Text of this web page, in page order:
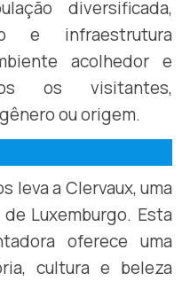
diversificada,
e infraestrutura
acolhedor e
os visitantes,
ou origem.
leva a Clervaux, uma
Luxemburgo. Esta
oferece uma
cultura e beleza